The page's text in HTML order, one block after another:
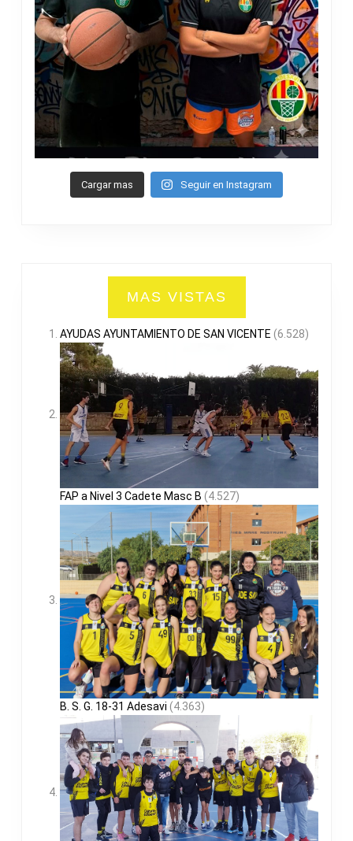
Cargar mas Seguir en Instagram
MAS VISTAS
AYUDAS AYUNTAMIENTO DE SAN VICENTE (6.528)
FAP a Nivel 3 Cadete Masc B (4.527)
B. S. G. 18-31 Adesavi (4.363)